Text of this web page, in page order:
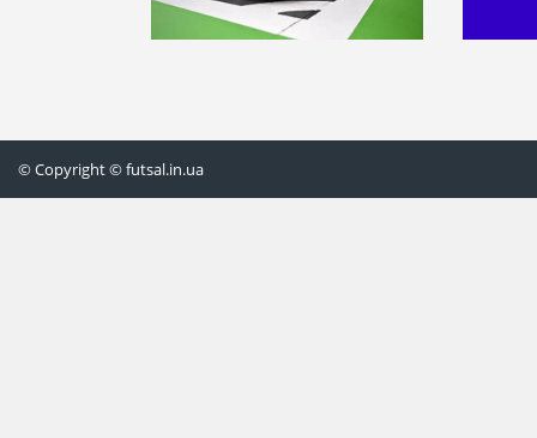
© Copyright © futsal.in.ua